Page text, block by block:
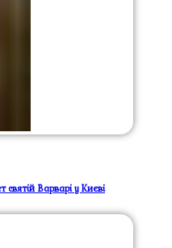
Варварі у Києві